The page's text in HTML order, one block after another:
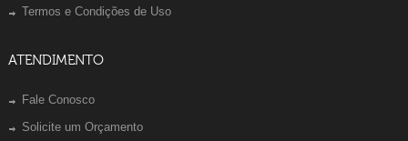
Termos e Condições de Uso
ATENDIMENTO
Fale Conosco
Solicite um Orçamento